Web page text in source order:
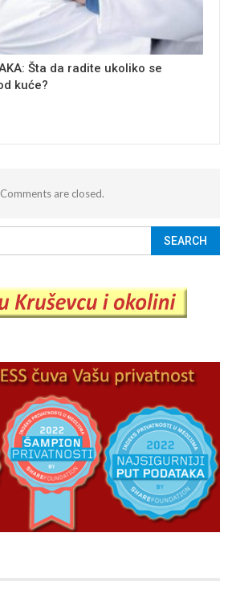
Šta da radite ukoliko se
kuće?
Comments are closed.